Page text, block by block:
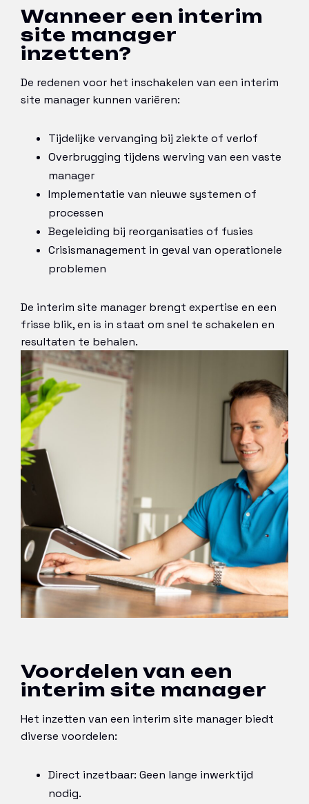
Wanneer een interim
site manager
inzetten?
De redenen voor het inschakelen van een interim
site manager kunnen variëren:
Tijdelijke vervanging bij ziekte of verlof
Overbrugging tijdens werving van een vaste
manager
Implementatie van nieuwe systemen of
processen
Begeleiding bij reorganisaties of fusies
Crisismanagement in geval van operationele
problemen
De interim site manager brengt expertise en een
frisse blik, en is in staat om snel te schakelen en
resultaten te behalen.
Voordelen van een
interim site manager
Het inzetten van een interim site manager biedt
diverse voordelen:
Direct inzetbaar: Geen lange inwerktijd
nodig.